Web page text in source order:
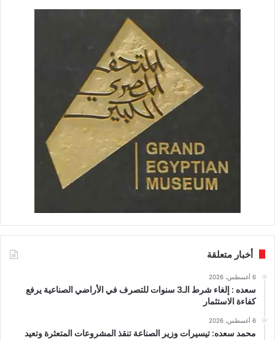
أخبار متعلقة
6 أغسطس، 2026
سعده : إلغاء شرط الـ3 سنوات للتصرف في الأراضي الصناعية يرفع
كفاءة الاستثمار
6 أغسطس، 2026
محمد سعده: تيسيرات وزير الصناعة تنقذ المشروعات المتعثرة وتعيد